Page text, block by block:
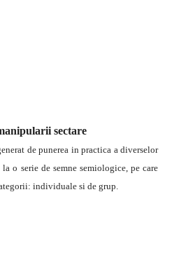
sectare
de punerea in practica a diverselor
o serie de semne semiologice, pe care
individuale si de grup.